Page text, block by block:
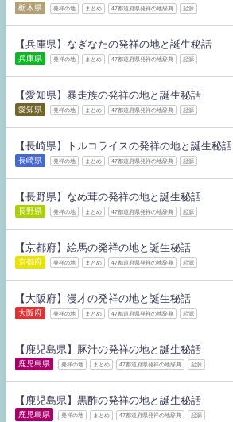
栃木県 発祥の地 まとめ 47都道府県発祥の地辞典 起源
【兵庫県】なぎなたの発祥の地と誕生秘話
兵庫県 発祥の地 まとめ 47都道府県発祥の地辞典 起源
【愛知県】暴走族の発祥の地と誕生秘話
愛知県 発祥の地 まとめ 47都道府県発祥の地辞典 起源
【長崎県】トルコライスの発祥の地と誕生秘話
長崎県 発祥の地 まとめ 47都道府県発祥の地辞典 起源
【長野県】なめ茸の発祥の地と誕生秘話
長野県 発祥の地 まとめ 47都道府県発祥の地辞典 起源
【京都府】絵馬の発祥の地と誕生秘話
京都府 発祥の地 まとめ 47都道府県発祥の地辞典 起源
【大阪府】漫才の発祥の地と誕生秘話
大阪府 発祥の地 まとめ 47都道府県発祥の地辞典 起源
【鹿児島県】豚汁の発祥の地と誕生秘話
鹿児島県 発祥の地 まとめ 47都道府県発祥の地辞典 起源
【鹿児島県】黒酢の発祥の地と誕生秘話
鹿児島県 発祥の地 まとめ 47都道府県発祥の地辞典 起源